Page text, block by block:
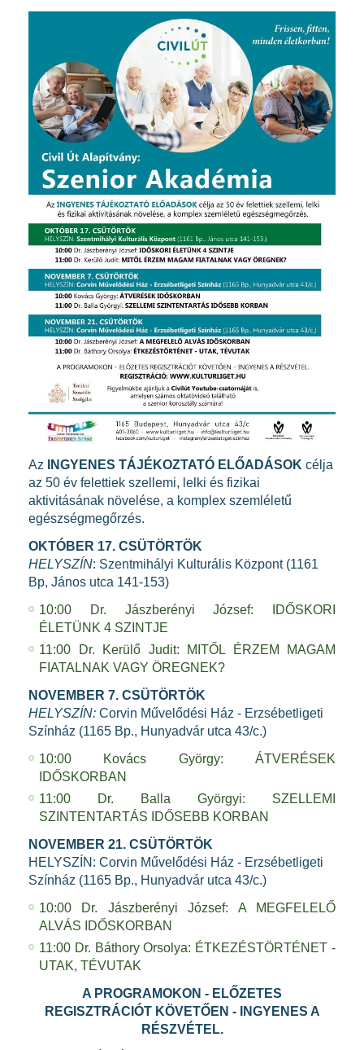
Az INGYENES TÁJÉKOZTATÓ ELŐADÁSOK célja
az 50 év felettiek szellemi, lelki és fizikai
aktivitásának növelése, a komplex szemléletű
egészségmegőrzés.
OKTÓBER 17. CSÜTÖRTÖK
HELYSZÍN: Szentmihályi Kulturális Központ (1161
Bp, János utca 141-153)
10:00 Dr. Jászberényi József: IDŐSKORI
ÉLETÜNK 4 SZINTJE
11:00 Dr. Kerülő Judit: MITŐL ÉRZEM MAGAM
FIATALNAK VAGY ÖREGNEK?
NOVEMBER 7. CSÜTÖRTÖK
HELYSZÍN: Corvin Művelődési Ház - Erzsébetligeti
Színház (1165 Bp., Hunyadvár utca 43/c.)
10:00 Kovács György: ÁTVERÉSEK
IDŐSKORBAN
11:00 Dr. Balla Györgyi: SZELLEMI
SZINTENTARTÁS IDŐSEBB KORBAN
NOVEMBER 21. CSÜTÖRTÖK
HELYSZÍN: Corvin Művelődési Ház - Erzsébetligeti
Színház (1165 Bp., Hunyadvár utca 43/c.)
10:00 Dr. Jászberényi József: A MEGFELELŐ
ALVÁS IDŐSKORBAN
11:00 Dr. Báthory Orsolya: ÉTKEZÉSTÖRTÉNET -
UTAK, TÉVUTAK
A PROGRAMOKON - ELŐZETES
REGISZTRÁCIÓT KÖVETŐEN - INGYENES A
RÉSZVÉTEL.